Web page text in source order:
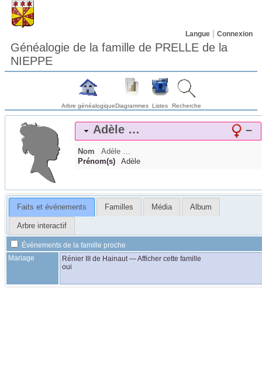
Langue Connexion
Généalogie de la famille de PRELLE de la
NIEPPE
Arbre généalogiqueDiagrammes Listes Recherche
Adèle … –
Nom Adèle …
Prénom(s)
Adèle
Faits et événements Familles Média Album
Arbre interactif
Événements de la famille proche
Mariage
Rénier III de Hainaut—Afficher cette famille
oui